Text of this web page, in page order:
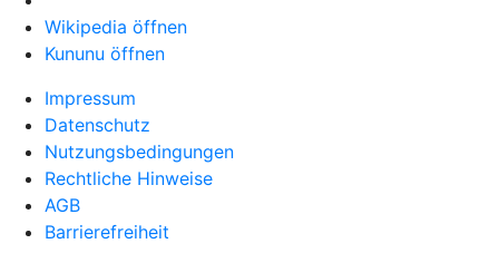
Wikipedia öffnen
Kununu öffnen
Impressum
Datenschutz
Nutzungsbedingungen
Rechtliche Hinweise
AGB
Barrierefreiheit